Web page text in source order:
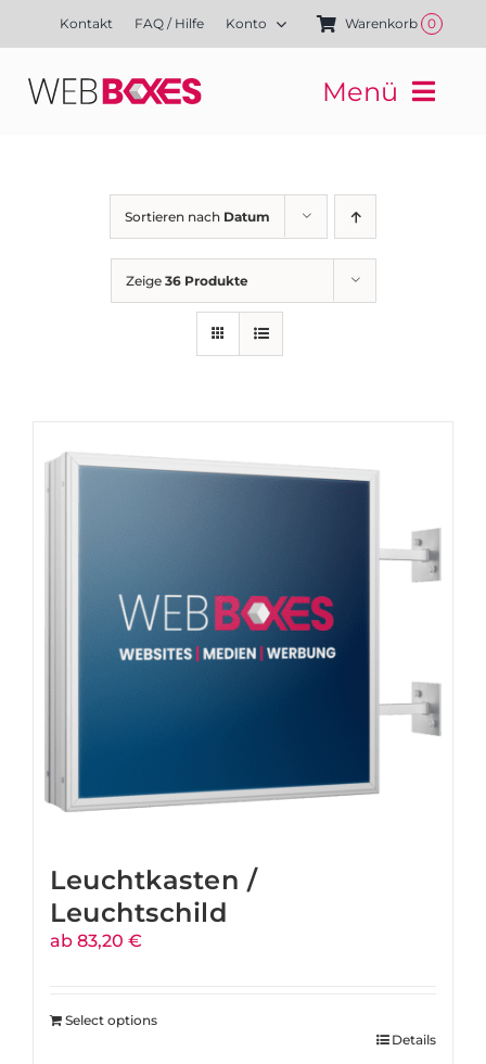
Kontakt FAQ / Hilfe Konto Warenkorb 0
Menü
Kampagnen
Referenzen
Finanzierung
Sortieren nach Datum
Zeige 36 Produkte
Leuchtkasten /
Leuchtschild
ab 83,20 €
Select options
Details